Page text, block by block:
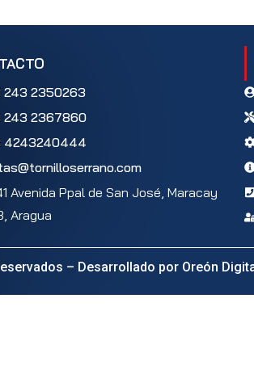
243 2350263
243 2367860
4243240444
Avenida Ppal de San José, Maracay
Aragua
– Desarrollado por Oreón